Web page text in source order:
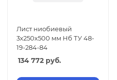
Лист ниобиевый
3х250х500 мм Нб ТУ 48-
19-284-84
134 772 руб.